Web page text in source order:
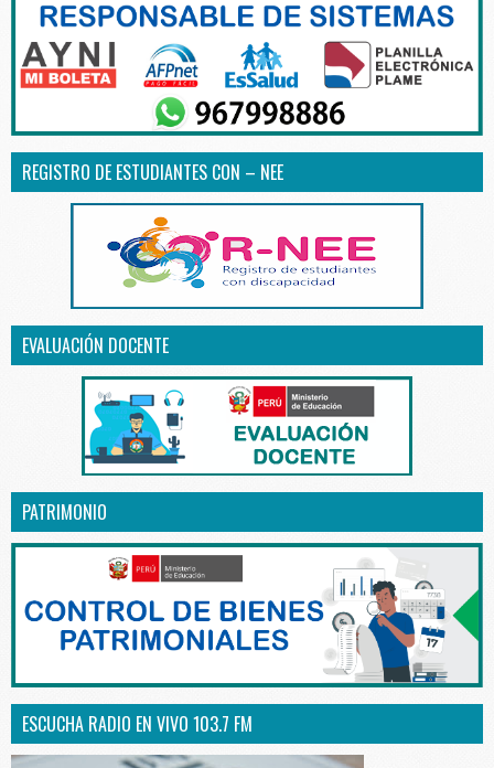
REGISTRO DE ESTUDIANTES CON – NEE
EVALUACIÓN DOCENTE
PATRIMONIO
ESCUCHA RADIO EN VIVO 103.7 FM